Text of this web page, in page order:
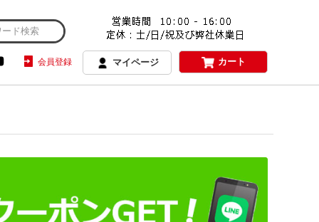
会員登録 マイページ カート